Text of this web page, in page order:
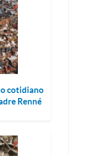
cotidiano
Renné